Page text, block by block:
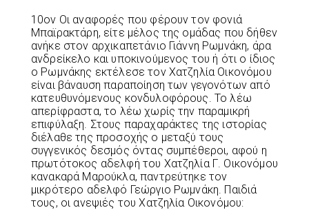
10ον Οι αναφορές που φέρουν τον φονιά
Μπαϊρακτάρη, είτε μέλος της ομάδας που δήθεν
ανήκε στον αρχικαπετάνιο Γιάννη Ρωμνάκη, άρα
ανδρείκελο και υποκινούμενος του ή ότι ο ίδιος
ο Ρωμνάκης εκτέλεσε τον Χατζηλία Οικονόμου
είναι βάναυση παραποίηση των γεγονότων από
κατευθυνόμενους κονδυλοφόρους. To λέω
απερίφραστα, το λέω χωρίς την παραμικρή
επιφύλαξη. Στους παραχαράκτες της ιστορίας
διέλαθε της προσοχής ο μεταξύ τους
συγγενικός δεσμός όντας συμπέθεροι, αφού η
πρωτότοκος αδελφή του Χατζηλία Γ. Οικονόμου
κανακαρά Μαρούκλα, παντρεύτηκε τον
μικρότερο αδελφό Γεώργιο Ρωμνάκη. Παιδιά
τους, οι ανεψιές του Χατζηλία Οικονόμου: